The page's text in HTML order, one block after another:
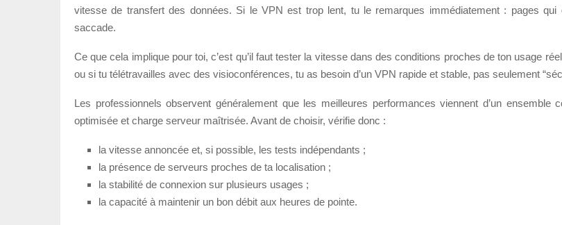
vitesse de transfert des données. Si le VPN est trop lent, tu le remarques immédiatement : pages
saccade.
Ce que cela implique pour toi, c’est qu’il faut tester la vitesse dans des conditions proches de ton usage
ou si tu télétravailles avec des visioconférences, tu as besoin d’un VPN rapide et stable, pas seulement
Les professionnels observent généralement que les meilleures performances viennent d’un
optimisée et charge serveur maîtrisée. Avant de choisir, vérifie donc :
la vitesse annoncée et, si possible, les tests indépendants ;
la présence de serveurs proches de ta localisation ;
la stabilité de connexion sur plusieurs usages ;
la capacité à maintenir un bon débit aux heures de pointe.